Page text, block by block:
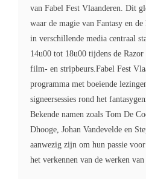
van Fabel Fest Vlaanderen. Dit
waar de magie van Fantasy en
in verschillende media centraal
14u00 tot 18u00 tijdens de Razor
film- en stripbeurs.Fabel Fest
programma met boeiende
signeersessies rond het
Bekende namen zoals Tom De
Dhooge, Johan Vandevelde en
aanwezig zijn om hun passie
het verkennen van de werken van